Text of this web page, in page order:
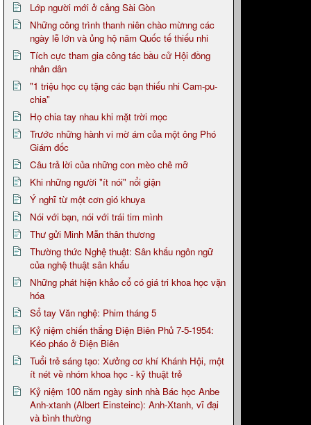
Lớp người mới ở cảng Sài Gòn
Những công trình thanh niên chào mừnng các
ngày lễ lớn và ủng hộ năm Quốc tế thiếu nhi
Tích cực tham gia công tác bầu cử Hội đồng
nhân dân
"1 triệu học cụ tặng các bạn thiếu nhi Cam-pu-
chia"
Họ chia tay nhau khi mặt trời mọc
Trước những hành vi mờ ám của một ông Phó
Giám đốc
Câu trả lời của những con mèo chê mỡ
Khi những người "ít nói" nổi giận
Ý nghĩ từ một cơn gió khuya
Nói với bạn, nói với trái tim mình
Thư gửi Minh Mẫn thân thương
Thường thức Nghệ thuật: Sân khấu ngôn ngữ
của nghệ thuật sân khấu
Những phát hiện khảo cổ có giá tri khoa học vặn
hóa
Sổ tay Văn nghệ: Phim tháng 5
Kỷ niệm chiến thắng Điện Biên Phủ 7-5-1954:
Kéo pháo ở Điện Biên
Tuổi trẻ sáng tạo: Xưởng cơ khí Khánh Hội, một
ít nét về nhóm khoa học - kỹ thuật trẻ
Kỷ niệm 100 năm ngày sinh nhà Bác học Anbe
Anh-xtanh (Albert Einsteinc): Anh-Xtanh, vĩ đại
và bình thường